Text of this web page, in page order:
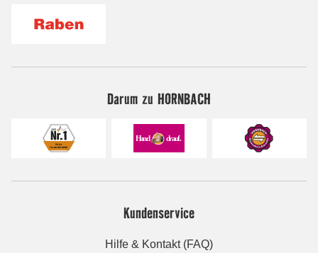
Darum zu HORNBACH
Kundenservice
Hilfe & Kontakt (FAQ)